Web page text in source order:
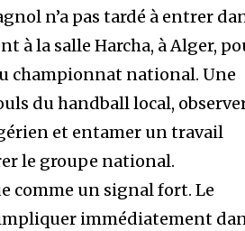
n’a pas tardé à entrer
à la salle Harcha, à Alger,
championnat national. Une
du handball local,
et entamer un travail
le groupe national.
comme un signal fort. Le
immédiatement